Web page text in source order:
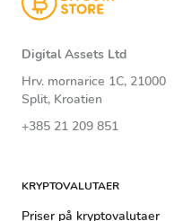
Digital Assets Ltd
Hrv. mornarice 1C, 21000
Split, Kroatien
+385 21 209 851
KRYPTOVALUTAER
Priser på kryptovalutaer